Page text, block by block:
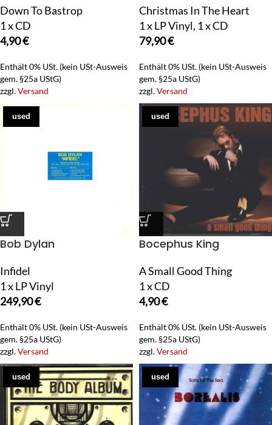
Down To Bastrop
1 x CD
4,90€
Enthält 0% USt. (kein USt-Ausweis
gem. §25a UStG)
zzgl.Versand
Christmas In The Heart
1 x LP Vinyl, 1 x CD
79,90€
Enthält 0% USt. (kein USt-Ausweis
gem. §25a UStG)
zzgl.Versand
used
Bob Dylan
Infidel
1 x LP Vinyl
249,90€
Enthält 0% USt. (kein USt-Ausweis
gem. §25a UStG)
zzgl.Versand
used
Bocephus King
A Small Good Thing
1 x CD
4,90€
Enthält 0% USt. (kein USt-Ausweis
gem. §25a UStG)
zzgl.Versand
used used